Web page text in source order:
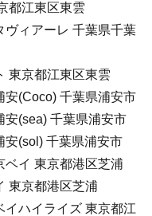
都江東区東雲
ヴィアーレ 千葉県千葉
東京都江東区東雲
安(Coco) 千葉県浦安市
安(sea) 千葉県浦安市
安(sol) 千葉県浦安市
ベイ 東京都港区芝浦
東京都港区芝浦
ハイライズ 東京都江